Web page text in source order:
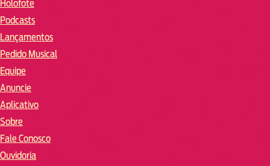
Holofote
Podcasts
Lançamentos
Pedido Musical
Equipe
Anuncie
Aplicativo
Sobre
Fale Conosco
Ouvidoria